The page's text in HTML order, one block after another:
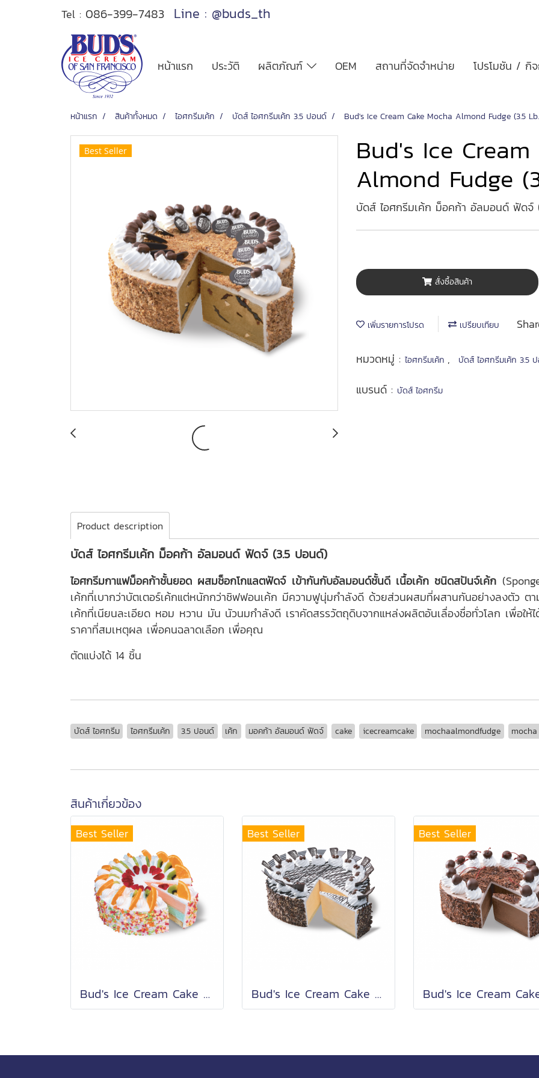
Tel : 086-399-7483 Line : @buds_th
หน้าแรก ประวัติ ผลิตภัณฑ์ OEM สถานที่จัดจำหน่าย โปรโมชัน / กิ
หน้าแรก สินค้าทั้งหมด ไอศกรีมเค้ก บัดส์ ไอศกรีมเค้ก 3.5 ปอนด์ Bud's Ice Cream Cake Mocha Almond Fudge (3.5
Best Seller
Bud's Ice
Almond Fudge
บัดส์ ไอศกรีมเค้ก ม็อคก้า อัลมอนด์ ฟัดจ์
สั่งซื้อสินค้า
เพิ่มรายการโปรด เปรียบเทียบ
หมวดหมู่ : ไอศกรีมเค้ก , บัดส์ ไอศกรีมเค้ก 3.5
แบรนด์ : บัดส์ ไอศกรีม
Product description
บัดส์ ไอศกรีมเค้ก ม็อคก้า อัลมอนด์ ฟัดจ์ (3.5 ปอนด์)
ไอศกรีมกาแฟม็อคก้าชั้นยอด ผสมช็อกโกแลตฟัดจ์ เข้ากันกับอัลมอนด์ชั้นดี เนื้อเค้ก ชนิดสปันจ์เค้ก
เค้กที่เบากว่าบัตเตอร์เค้กแต่หนักกว่าชิฟฟอนเค้ก มีความฟูนุ่มกำลังดี ด้วยส่วนผสมที่ผสานกันอย่างลงตัว ตา
เค้กที่เนียนละเอียด หอม หวาน มัน นัวนมกำลังดี เราคัดสรรวัตถุดิบจากแหล่งผลิตอันเลื่องชื่อทั่วโลก เพื่อให้
ราคาที่สมเหตุผล เพื่อคนฉลาดเลือก เพื่อคุณ
ตัดแบ่งได้ 14 ชิ้น
บัดส์ ไอศกรีม ไอศกรีมเค้ก 3.5 ปอนด์ เค้ก มอคก้า อัลมอนด์ ฟัดจ์ cake icecreamcake mochaalmondfudge mocha
สินค้าเกี่ยวข้อง
Best Seller
Bud's Ice Cream Cake Rainbow Sherbet (3.5 Lb.)
Best Seller
Bud's Ice Cream Cake Vanilla (3.5 Lb.)
Best Seller